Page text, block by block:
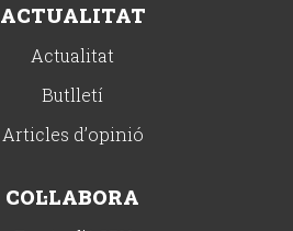
ACTUALITAT
Actualitat
Butlletí
Articles d’opinió
COL·LABORA